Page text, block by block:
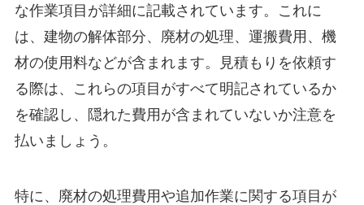
な作業項目が詳細に記載されています。これに
は、建物の解体部分、廃材の処理、運搬費用、機
材の使用料などが含まれます。見積もりを依頼す
る際は、これらの項目がすべて明記されているか
を確認し、隠れた費用が含まれていないか注意を
払いましょう。
特に、廃材の処理費用や追加作業に関する項目が